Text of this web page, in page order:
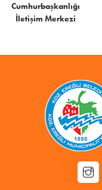
Cumhurbaşkanlığı
İletişim Merkezi